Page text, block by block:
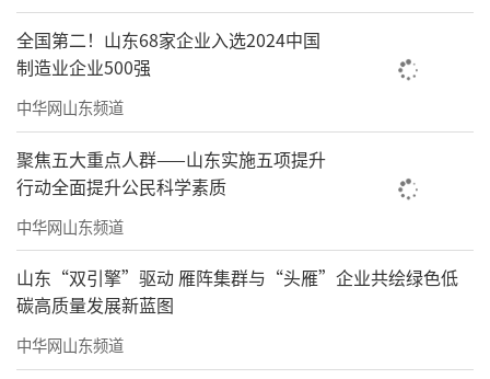
heklie以2:30:33的好成绩夺得全马女子冠军。
全国第二！山东68家企业入选2024中国
制造业企业500强
中华网山东频道
聚焦五大重点人群——山东实施五项提升
行动全面提升公民科学素质
中华网山东频道
山东“双引擎”驱动 雁阵集群与“头雁”企业共绘绿色低
碳高质量发展新蓝图
中华网山东频道